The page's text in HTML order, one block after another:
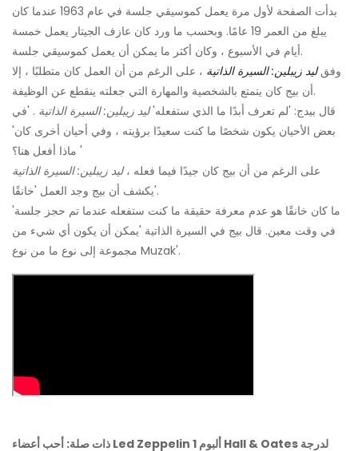
بدأت الصفحة لأول مرة يعمل كموسيقي جلسة في عام 1963 عندما كان
يبلغ من العمر 19 عامًا. وبحسب ما ورد كان عازف الجيتار يعمل خمسة
أيام في الأسبوع ، وكان أكثر ما يمكن أن يعمل كموسيقي جلسة.
وفقليد زيبلين: السيرة الذاتية ، على الرغم من أن العمل كان متطلبًا ، إلا
أن بيج كان يتمتع بالشخصية والمهارة التي جعلته ينقطع عن الوظيفة.
قال بيدج: 'لم تعرف أبدًا ما الذي ستفعله'ليد زيبلين: السيرة الذاتية . 'في
بعض الأحيان يكون شخصًا ما كنت سعيدًا برؤيته ، وفي أحيان أخرى كان'
ماذا أفعل هنا؟ '
على الرغم من أن بيج كان جيدًا فيما فعله ،ليد زيبلين: السيرة الذاتية
يكشف أن بيج وجد العمل 'خانقًا'.
'ما كان خانقًا هو عدم معرفة حقيقة ما كنت ستفعله عندما تم حجز جلسة
في وقت معين. قال بيج في السيرة الذاتية 'يمكن أن يكون أي شيء من
مجموعة إلى نوع ما من نوع Muzak'.
ذات صلة: أحب أعضاء Led Zeppelin ألبوم 1 Hall & Oates لدرجة